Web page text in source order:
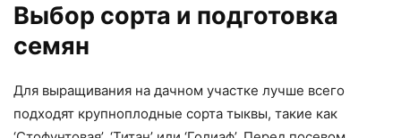
Выбор сорта и подготовка
семян
Для выращивания на дачном участке лучше всего
подходят крупноплодные сорта тыквы, такие как